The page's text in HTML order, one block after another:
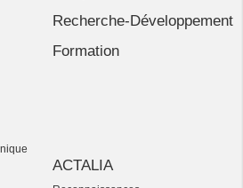
Recherche-Développement
Formation
ACTALIA